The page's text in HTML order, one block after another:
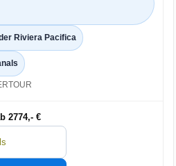
Riviera Pacifica
2774,- €